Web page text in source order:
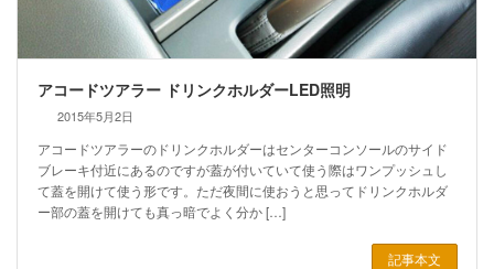
アコードツアラー ドリンクホルダーLED照明
2015年5月2日
アコードツアラーのドリンクホルダーはセンターコンソールのサイド
ブレーキ付近にあるのですが蓋が付いていて使う際はワンプッシュし
て蓋を開けて使う形です。ただ夜間に使おうと思ってドリンクホルダ
ー部の蓋を開けても真っ暗でよく分か […]
記事本文